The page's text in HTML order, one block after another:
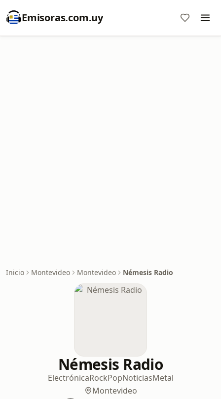
Emisoras.com.uy
Inicio Montevideo Montevideo Némesis Radio
Némesis Radio
ElectrónicaRockPopNoticiasMetal
Montevideo